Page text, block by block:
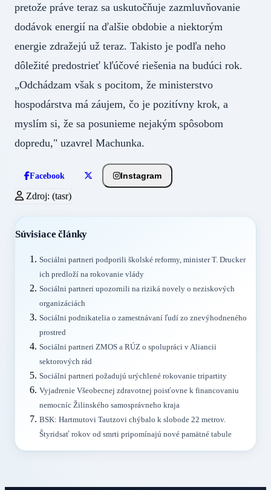
pretože práve teraz sa uskutočňuje zazmluvňovanie
dodávok energií na ďalšie obdobie a niektorým
energie zdražejú už teraz. Takisto je podľa neho
dôležité predostrieť kľúčové riešenia na budúci rok.
„Odchádzam však s pocitom, že ministerstvo
hospodárstva má záujem, čo je pozitívny krok, a
myslím si, že sa posunieme nejakým spôsobom
dopredu," uzavrel Machunka.
Facebook Instagram
Zdroj: (tasr)
Súvisiace články
Sociálni partneri podporili školské reformy, minister T. Drucker
ich predloží na rokovanie vlády
Sociálni partneri upozornili na riziká novely o neziskových
organizáciách
Sociálni podnikatelia o zamestnávaní ľudí zo znevýhodneného
prostred
Sociálni partneri ZMOS a RÚZ o spolupráci v Aliancii
sektorových rád
Sociálni partneri požadujú urýchlené rokovanie tripartity
Vyjadrenie Všeobecnej zdravotnej poisťovne k financovaniu
nemocníc Žilinského samosprávneho kraja
BSK: Hartmutovi Tautzovi chýbalo k slobode 22 metrov.
Štyridsať rokov od smrti pripomínajú nové pamätné tabule